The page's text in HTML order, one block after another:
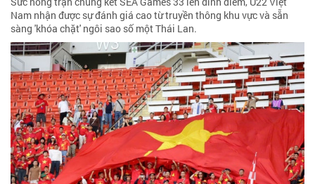
Nam nhận được sự đánh giá cao từ truyền thông khu vực và sẵn
sàng 'khóa chặt' ngôi sao số một Thái Lan.